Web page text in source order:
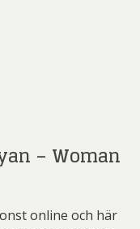
– Woman
online och här